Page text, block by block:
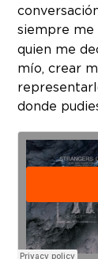
siempre me
quien me
mío, crear
donde